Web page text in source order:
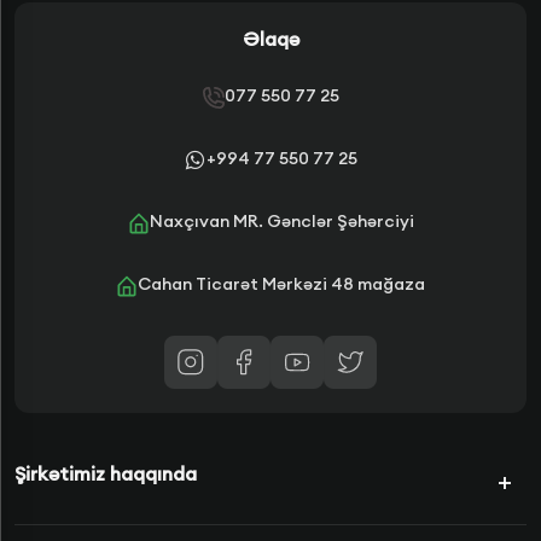
Şirkətimiz haqqında
Əlaqə
077 550 77 25
+994 77 550 77 25
Naxçıvan MR. Gənclər Şəhərciyi
Cahan Ticarət Mərkəzi 48 mağaza